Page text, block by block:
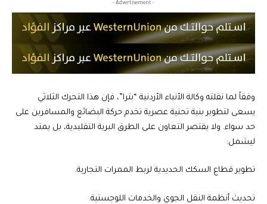
- Advertisement -
وفقاً لما نقلته وكالة الأنباء الأردنية “بترا”، فإن هذا التحرك الثلاثي
يسعى لتطوير بنية تحتية عصرية تخدم حركة البضائع والمسافرين على
حد سواء. ولا يقتصر التعاون على الطرق البرية التقليدية، بل يمتد
ليشمل:
تطوير قطاع السكك الحديدية لربط الممرات التجارية.
تحديث أنظمة النقل الجوي والخدمات اللوجستية.